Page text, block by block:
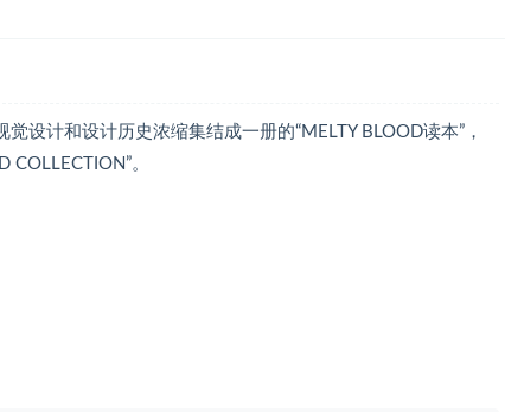
设计和设计历史浓缩集结成一册的“MELTY BLOOD读本”，
。